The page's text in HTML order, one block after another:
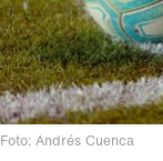
Foto: Andrés Cuenca